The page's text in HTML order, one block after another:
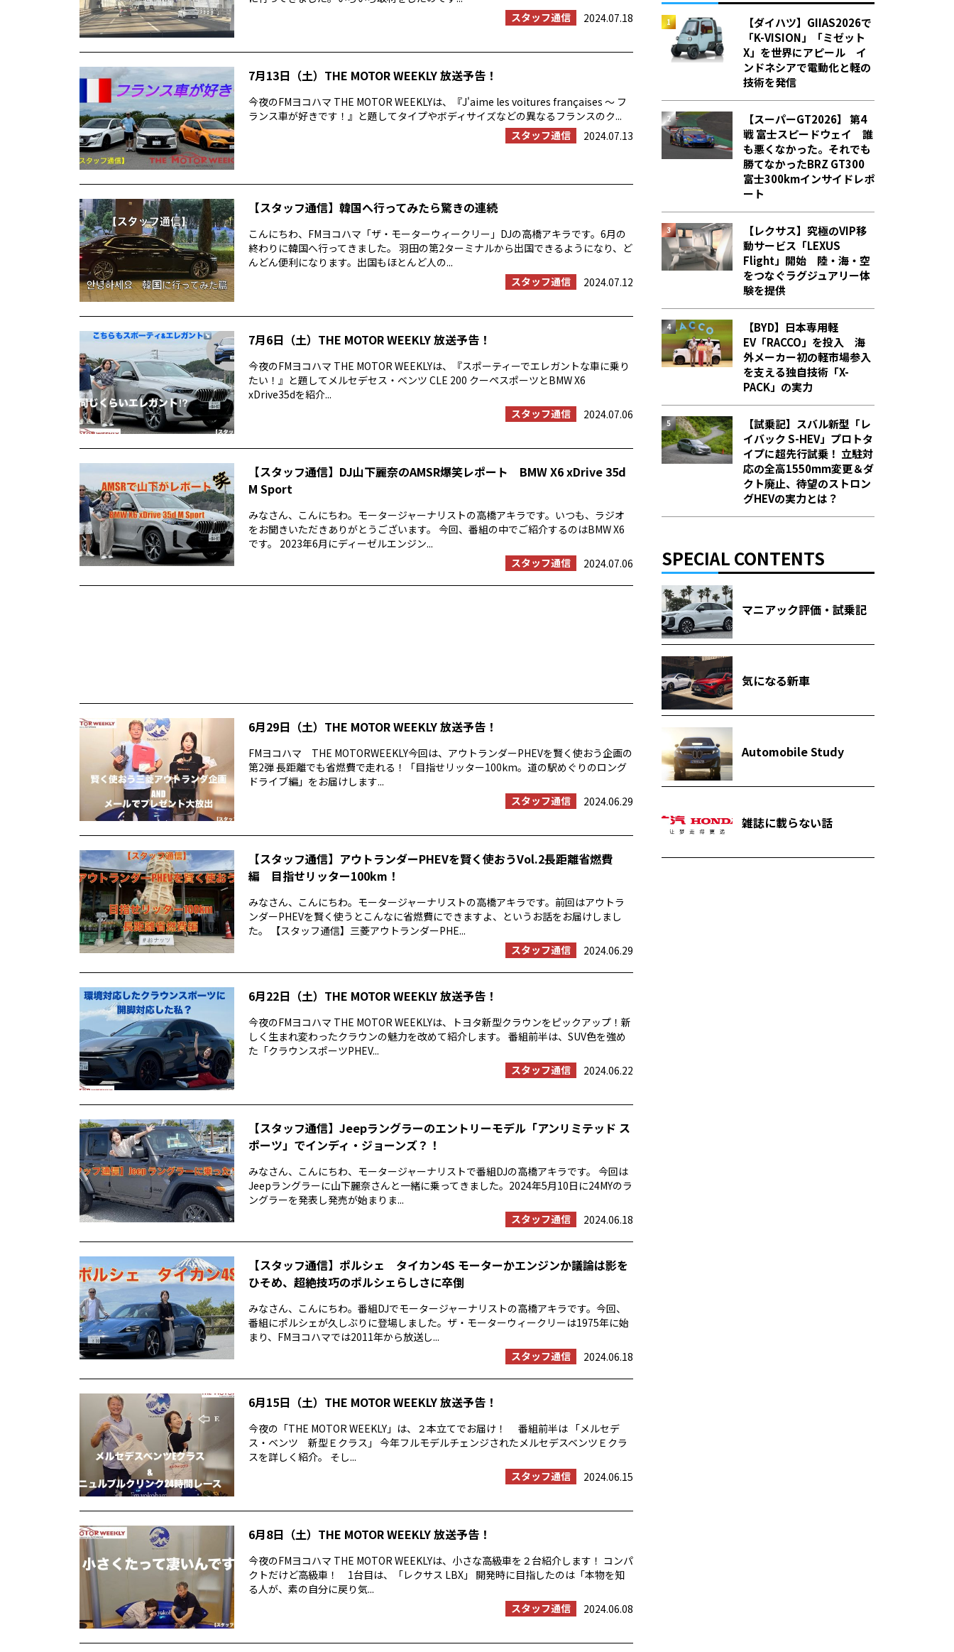
スタッフ通信
2024.07.18
7月13日（土）THE MOTOR WEEKLY 放送予告！
今夜のFMヨコハマ THE MOTOR WEEKLYは、『J'aime les voitures françaises ～ フ
ランス車が好きです！』と題してタイプやボディサイズなどの異なるフランスのク...
スタッフ通信
2024.07.13
【スタッフ通信】韓国へ行ってみたら驚きの連続
こんにちわ、FMヨコハマ「ザ・モーターウィークリー」DJの高橋アキラです。6月の
終わりに韓国へ行ってきました。 羽田の第2ターミナルから出国できるようになり、ど
んどん便利になります。出国もほとんど人の...
スタッフ通信
2024.07.12
7月6日（土）THE MOTOR WEEKLY 放送予告！
今夜のFMヨコハマ THE MOTOR WEEKLYは、『スポーティーでエレガントな車に乗り
たい！』と題してメルセデセス・ベンツ CLE 200 クーペスポーツとBMW X6
xDrive35dを紹介...
スタッフ通信
2024.07.06
【スタッフ通信】DJ山下麗奈のAMSR爆笑レポート BMW X6 xDrive 35d
M Sport
みなさん、こんにちわ。モータージャーナリストの高橋アキラです。いつも、ラジオ
をお聞きいただきありがとうございます。 今回、番組の中でご紹介するのはBMW X6
です。 2023年6月にディーゼルエンジン...
スタッフ通信
2024.07.06
6月29日（土）THE MOTOR WEEKLY 放送予告！
FMヨコハマ THE MOTORWEEKLY今回は、アウトランダーPHEVを賢く使おう企画の
第2弾 長距離でも省燃費で走れる！「目指せリッター100km。道の駅めぐりのロング
ドライブ編」をお届けします...
スタッフ通信
2024.06.29
【スタッフ通信】アウトランダーPHEVを賢く使おうVol.2長距離省燃費
編 目指せリッター100km！
みなさん、こんにちわ。モータージャーナリストの高橋アキラです。前回はアウトラ
ンダーPHEVを賢く使うとこんなに省燃費にできますよ、というお話をお届けしまし
た。 【スタッフ通信】三菱アウトランダーPHE...
スタッフ通信
2024.06.29
6月22日（土）THE MOTOR WEEKLY 放送予告！
今夜のFMヨコハマ THE MOTOR WEEKLYは、トヨタ新型クラウンをピックアップ！新
しく生まれ変わったクラウンの魅力を改めて紹介します。 番組前半は、SUV色を強め
た「クラウンスポーツPHEV...
スタッフ通信
2024.06.22
【スタッフ通信】Jeepラングラーのエントリーモデル「アンリミテッド ス
ポーツ」でインディ・ジョーンズ？！
みなさん、こんにちわ、モータージャーナリストで番組DJの高橋アキラです。 今回は
Jeepラングラーに山下麗奈さんと一緒に乗ってきました。2024年5月10日に24MYのラ
ングラーを発表し発売が始まりま...
スタッフ通信
2024.06.18
【スタッフ通信】ポルシェ タイカン4S モーターかエンジンか議論は影を
ひそめ、超絶技巧のポルシェらしさに卒倒
みなさん、こんにちわ。番組DJでモータージャーナリストの高橋アキラです。今回、
番組にポルシェが久しぶりに登場しました。ザ・モーターウィークリーは1975年に始
まり、FMヨコハマでは2011年から放送し...
スタッフ通信
2024.06.18
6月15日（土）THE MOTOR WEEKLY 放送予告！
今夜の「THE MOTOR WEEKLY」は、２本立てでお届け！ 番組前半は 「メルセデ
ス・ベンツ 新型Ｅクラス」 今年フルモデルチェンジされたメルセデスベンツＥクラ
スを詳しく紹介。 そし...
スタッフ通信
2024.06.15
6月8日（土）THE MOTOR WEEKLY 放送予告！
今夜のFMヨコハマ THE MOTOR WEEKLYは、小さな高級車を２台紹介します！ コンパ
クトだけど高級車！ 1台目は、「レクサス LBX」 開発時に目指したのは「本物を知
る人が、素の自分に戻り気...
スタッフ通信
2024.06.08
【ダイハツ】GIIAS2026で
「K-VISION」「ミゼット
X」を世界にアピール イ
ンドネシアで電動化と軽の
技術を発信
【スーパーGT2026】 第4
戦 富士スピードウェイ 誰
も悪くなかった。それでも
勝てなかった――BRZ GT300
富士300kmインサイドレポ
ート
【レクサス】究極のVIP移
動サービス「LEXUS
Flight」開始 陸・海・空
をつなぐラグジュアリー体
験を提供
【BYD】日本専用軽
EV「RACCO」を投入 海
外メーカー初の軽市場参入
を支える独自技術「X-
PACK」の実力
【試乗記】スバル新型「レ
イバック S-HEV」プロトタ
イプに超先行試乗！ 立駐対
応の全高1550mm変更＆ダ
クト廃止、待望のストロン
グHEVの実力とは？
SPECIAL CONTENTS
マニアック評価・試乗記
気になる新車
Automobile Study
雑誌に載らない話